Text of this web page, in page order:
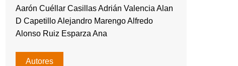
Aarón Cuéllar Casillas Adrián Valencia Alan
D Capetillo Alejandro Marengo Alfredo
Alonso Ruiz Esparza Ana
Autores